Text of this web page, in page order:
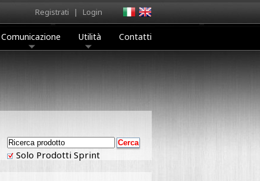
Registrati | Login
Comunicazione Utilità Contatti
Solo Prodotti Sprint